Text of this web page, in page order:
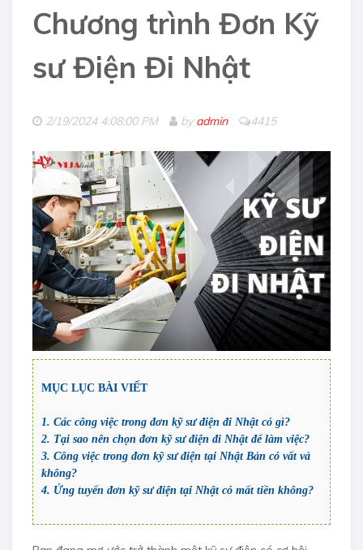
Chương trình Đơn Kỹ
sư Điện Đi Nhật
2/19/2024 4:08:00 PM byadmin 4415
MỤC LỤC BÀI VIẾT
1. Các công việc trong đơn kỹ sư điện đi Nhật có gì?
2. Tại sao nên chọn đơn kỹ sư điện đi Nhật để làm việc?
3. Công việc trong đơn kỹ sư điện tại Nhật Bản có vất vả
không?
4. Ứng tuyển đơn kỹ sư điện tại Nhật có mất tiền không?